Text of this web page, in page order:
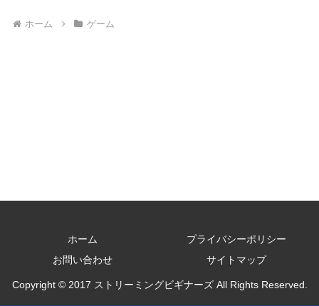
ホーム ゲーム
ホーム
プライバシーポリシー
お問い合わせ
サイトマップ
Copyright © 2017 ストリーミングビギナーズ All Rights Reserved.